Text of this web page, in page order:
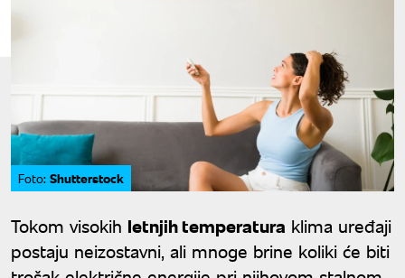
Foto: Shutterstock
Tokom visokih letnjih temperatura klima uređaji
postaju neizostavni, ali mnoge brine koliki će biti